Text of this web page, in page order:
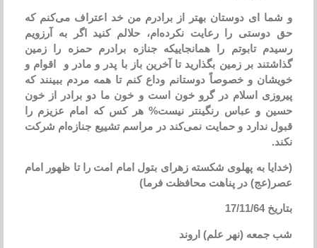
و شما ای دوستان بهتر از برادرم من خد اعتراف می‌كنم كه
حق دوستی را رعایت نكرده‌ام، حلالم كنید اگر به آرزویم
رسیدم تابوتم را همانجاییكه جنازه برادرم حمزه را زمین
گذاشتند بر زمین بگذارید تا آخرین باز با پدر و مادر و اقوام و
خویشان و خصوصاً دوستانم وداع كنم تا همه مردم ببینند كه
پیروزی اسلام در گرو خون است و خون ما دو برادر از خون
حسین و عباس رنگینتر نیست% هر كس كه امام عزیزم را
قبول ندارد و حمایت نمی‌كند در مراسم تشییع جنازه‌ام شركت
نكند.
(خدایا به پهلوی شكسته زهرای بتول امام امت را تا ظهور امام
عصر(عج) در پناهت محافظت فرما)
بتاریخ 17/11/64
شب جمعه (نهر علم) اروند